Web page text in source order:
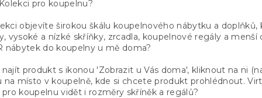
pro koupelnu?
objevíte širokou škálu koupelnového nábytku a
vysoké a nízké skříňky, zrcadla, koupelnové regály a menší
nábytek do koupelny u mě doma?
produkt s ikonou 'Zobrazit u Vás doma', kliknout na ni
místo v koupelně, kde si chcete produkt prohlédnout.
koupelnu vidět i rozměry skříněk a regálů?